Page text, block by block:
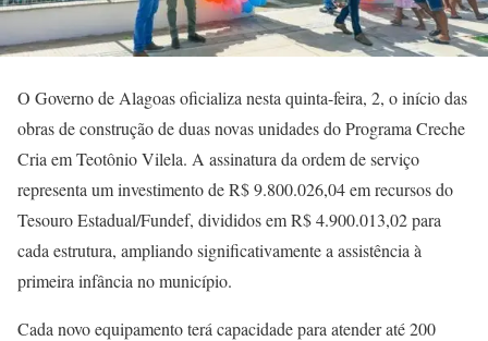
O Governo de Alagoas oficializa nesta quinta-feira, 2, o início das
obras de construção de duas novas unidades do Programa Creche
Cria em Teotônio Vilela. A assinatura da ordem de serviço
representa um investimento de R$ 9.800.026,04 em recursos do
Tesouro Estadual/Fundef, divididos em R$ 4.900.013,02 para
cada estrutura, ampliando significativamente a assistência à
primeira infância no município.
Cada novo equipamento terá capacidade para atender até 200